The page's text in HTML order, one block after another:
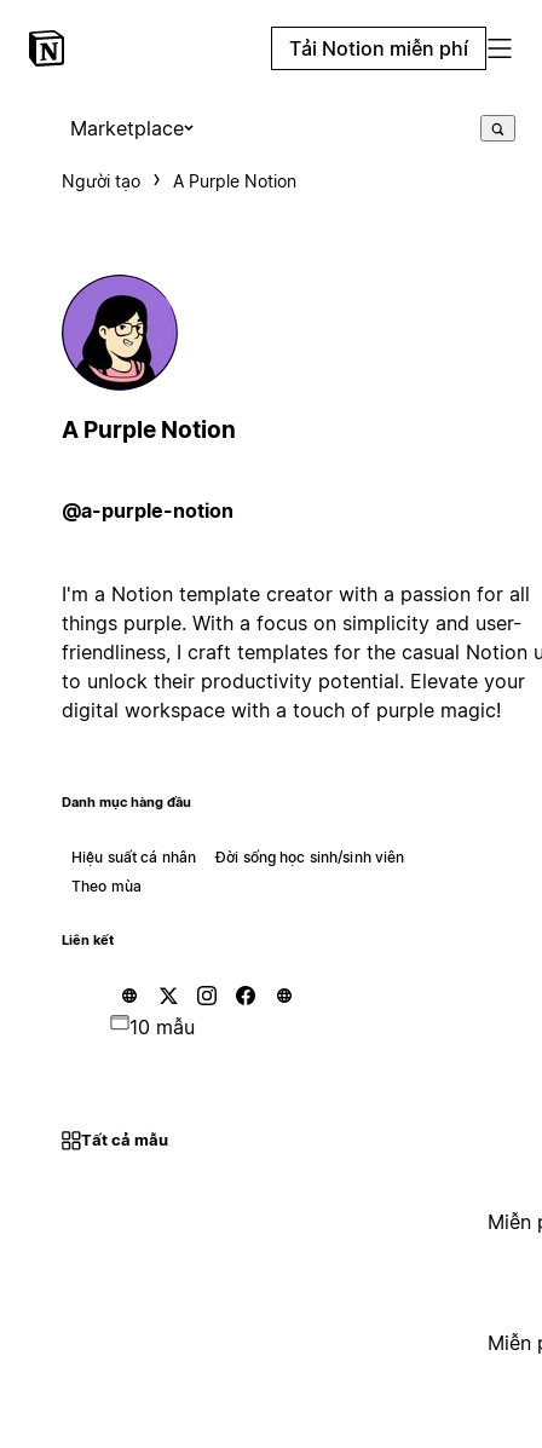
Tải Notion miễn phí
Marketplace
Người tạo A Purple Notion
A Purple Notion
@a-purple-notion
I'm a Notion template creator with a passion for all
things purple. With a focus on simplicity and user-
friendliness, I craft templates for the casual Notion
to unlock their productivity potential. Elevate your
digital workspace with a touch of purple magic!
Danh mục hàng đầu
Hiệu suất cá nhân
Đời sống học sinh/sinh viên
Theo mùa
Liên kết
10 mẫu
Tất cả mẫu
Miễn
Miễn